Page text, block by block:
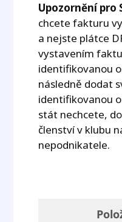
Upozornění pro
chcete fakturu
a nejste plátce
vystavením
identifikovanou
následně dodat
identifikovanou
stát nechcete,
členství v klubu
nepodnikatele.